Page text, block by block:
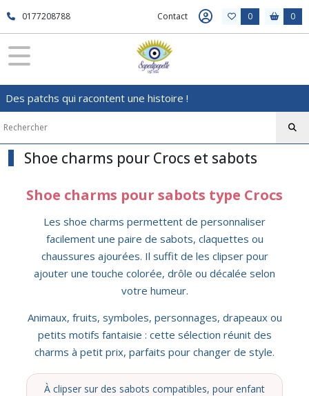
0177208788 Contact 0 0
Des patchs qui racontent une histoire !
Shoe charms pour Crocs et sabots
Shoe charms pour sabots type Crocs
Les shoe charms permettent de personnaliser
facilement une paire de sabots, claquettes ou
chaussures ajourées. Il suffit de les clipser pour
ajouter une touche colorée, drôle ou décalée selon
votre humeur.
Animaux, fruits, symboles, personnages, drapeaux ou
petits motifs fantaisie : cette sélection réunit des
charms à petit prix, parfaits pour changer de style.
À clipser sur des sabots compatibles, pour enfant
Fermer
FILTRES
Tous
les
produits
Les
petits
prix
pour
sabots
Afficher
résultats